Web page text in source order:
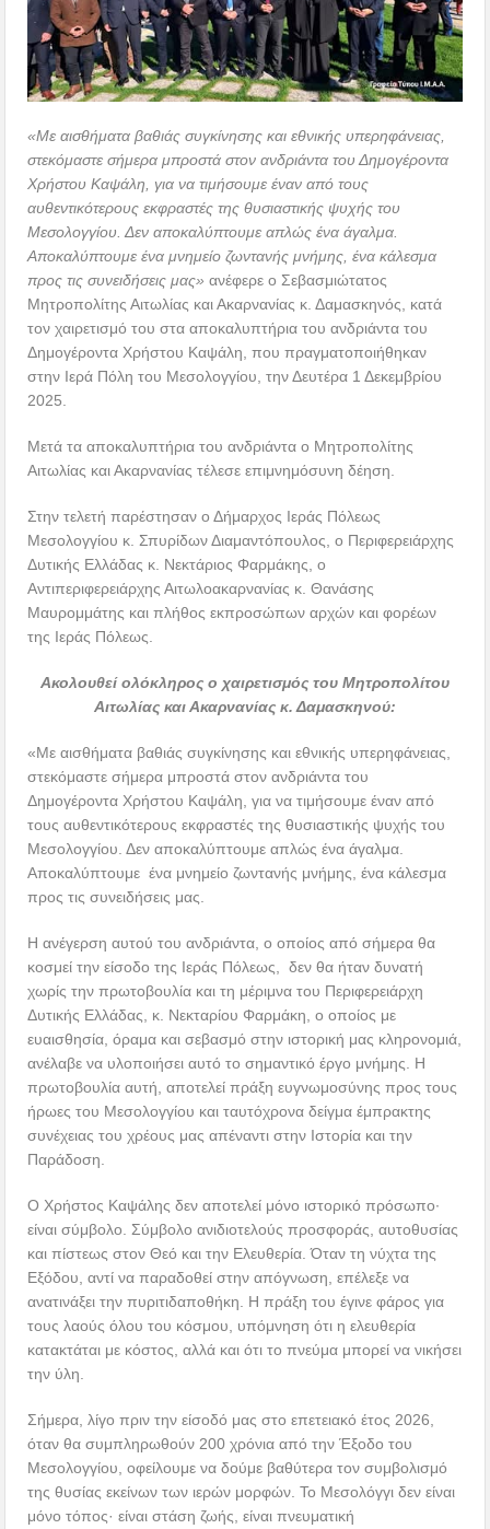
«Με αισθήματα βαθιάς συγκίνησης και εθνικής υπερηφάνειας,
στεκόμαστε σήμερα μπροστά στον ανδριάντα του Δημογέροντα
Χρήστου Καψάλη, για να τιμήσουμε έναν από τους
αυθεντικότερους εκφραστές της θυσιαστικής ψυχής του
Μεσολογγίου. Δεν αποκαλύπτουμε απλώς ένα άγαλμα.
Αποκαλύπτουμε ένα μνημείο ζωντανής μνήμης, ένα κάλεσμα
προς τις συνειδήσεις μας» ανέφερε ο Σεβασμιώτατος
Μητροπολίτης Αιτωλίας και Ακαρνανίας κ. Δαμασκηνός, κατά
τον χαιρετισμό του στα αποκαλυπτήρια του ανδριάντα του
Δημογέροντα Χρήστου Καψάλη, που πραγματοποιήθηκαν
στην Ιερά Πόλη του Μεσολογγίου, την Δευτέρα 1 Δεκεμβρίου
2025.
Μετά τα αποκαλυπτήρια του ανδριάντα ο Μητροπολίτης
Αιτωλίας και Ακαρνανίας τέλεσε επιμνημόσυνη δέηση.
Στην τελετή παρέστησαν ο Δήμαρχος Ιεράς Πόλεως
Μεσολογγίου κ. Σπυρίδων Διαμαντόπουλος, ο Περιφερειάρχης
Δυτικής Ελλάδας κ. Νεκτάριος Φαρμάκης, ο
Αντιπεριφερειάρχης Αιτωλοακαρνανίας κ. Θανάσης
Μαυρομμάτης και πλήθος εκπροσώπων αρχών και φορέων
της Ιεράς Πόλεως.
Ακολουθεί ολόκληρος ο χαιρετισμός του Μητροπολίτου
Αιτωλίας και Ακαρνανίας κ. Δαμασκηνού:
«Με αισθήματα βαθιάς συγκίνησης και εθνικής υπερηφάνειας,
στεκόμαστε σήμερα μπροστά στον ανδριάντα του
Δημογέροντα Χρήστου Καψάλη, για να τιμήσουμε έναν από
τους αυθεντικότερους εκφραστές της θυσιαστικής ψυχής του
Μεσολογγίου. Δεν αποκαλύπτουμε απλώς ένα άγαλμα.
Αποκαλύπτουμε ένα μνημείο ζωντανής μνήμης, ένα κάλεσμα
προς τις συνειδήσεις μας.
Η ανέγερση αυτού του ανδριάντα, ο οποίος από σήμερα θα
κοσμεί την είσοδο της Ιεράς Πόλεως, δεν θα ήταν δυνατή
χωρίς την πρωτοβουλία και τη μέριμνα του Περιφερειάρχη
Δυτικής Ελλάδας, κ. Νεκταρίου Φαρμάκη, ο οποίος με
ευαισθησία, όραμα και σεβασμό στην ιστορική μας κληρονομιά,
ανέλαβε να υλοποιήσει αυτό το σημαντικό έργο μνήμης. Η
πρωτοβουλία αυτή, αποτελεί πράξη ευγνωμοσύνης προς τους
ήρωες του Μεσολογγίου και ταυτόχρονα δείγμα έμπρακτης
συνέχειας του χρέους μας απέναντι στην Ιστορία και την
Παράδοση.
Ο Χρήστος Καψάλης δεν αποτελεί μόνο ιστορικό πρόσωπο·
είναι σύμβολο. Σύμβολο ανιδιοτελούς προσφοράς, αυτοθυσίας
και πίστεως στον Θεό και την Ελευθερία. Όταν τη νύχτα της
Εξόδου, αντί να παραδοθεί στην απόγνωση, επέλεξε να
ανατινάξει την πυριτιδαποθήκη. Η πράξη του έγινε φάρος για
τους λαούς όλου του κόσμου, υπόμνηση ότι η ελευθερία
κατακτάται με κόστος, αλλά και ότι το πνεύμα μπορεί να νικήσει
την ύλη.
Σήμερα, λίγο πριν την είσοδό μας στο επετειακό έτος 2026,
όταν θα συμπληρωθούν 200 χρόνια από την Έξοδο του
Μεσολογγίου, οφείλουμε να δούμε βαθύτερα τον συμβολισμό
της θυσίας εκείνων των ιερών μορφών. Το Μεσολόγγι δεν είναι
μόνο τόπος· είναι στάση ζωής, είναι πνευματική